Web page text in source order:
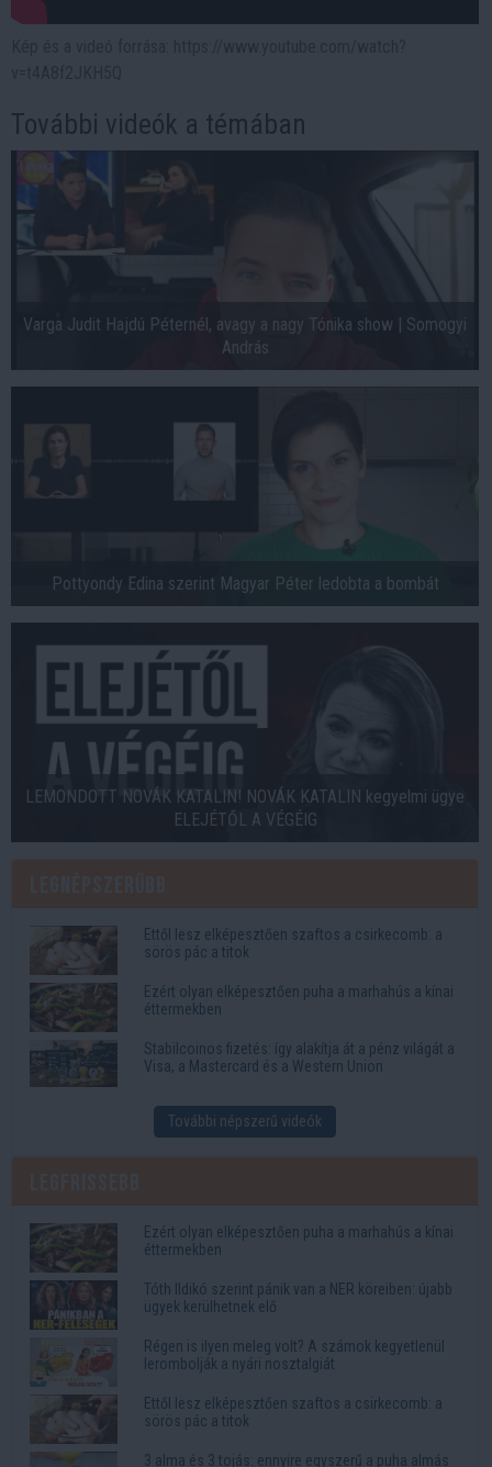
További videók a témában
Varga Judit Hajdú Péternél, avagy a nagy Tónika show | Somogyi
András
Pottyondy Edina szerint Magyar Péter ledobta a bombát
LEMONDOTT NOVÁK KATALIN! NOVÁK KATALIN kegyelmi ügye
ELEJÉTŐL A VÉGÉIG
Ettől lesz elképesztően szaftos a csirkecomb: a
sörös pác a titok
Ezért olyan elképesztően puha a marhahús a kínai
éttermekben
Stabilcoinos fizetés: így alakítja át a pénz világát a
Visa, a Mastercard és a Western Union
További népszerű videók
Ezért olyan elképesztően puha a marhahús a kínai
éttermekben
Tóth Ildikó szerint pánik van a NER köreiben: újabb
ügyek kerülhetnek elő
Régen is ilyen meleg volt? A számok kegyetlenül
lerombolják a nyári nosztalgiát
Ettől lesz elképesztően szaftos a csirkecomb: a
sörös pác a titok
3 alma és 3 tojás: ennyire egyszerű a puha almás